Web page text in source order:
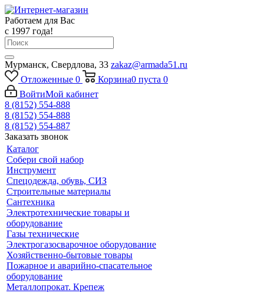
Работаем для Вас
с 1997 года!
Мурманск, Свердлова, 33 zakaz@armada51.ru
Отложенные 0 Корзина0 пуста 0
ВойтиМой кабинет
8 (8152) 554-888
8 (8152) 554-888
8 (8152) 554-887
Заказать звонок
Каталог
Собери свой набор
Инструмент
Спецодежда, обувь, СИЗ
Строительные материалы
Сантехника
Электротехнические товары и
оборудование
Газы технические
Электрогазосварочное оборудование
Хозяйственно-бытовые товары
Пожарное и аварийно-спасательное
оборудование
Металлопрокат. Крепеж